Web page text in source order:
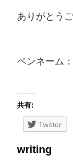
ありがとう
ペンネーム
共有:
Twitter
writing